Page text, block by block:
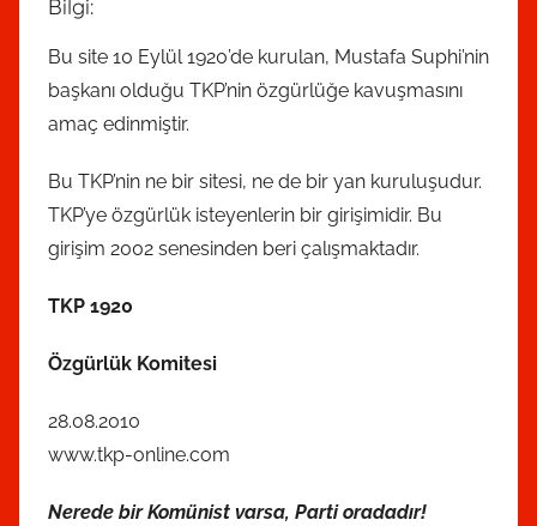
Bilgi:
Bu site 10 Eylül 1920’de kurulan, Mustafa Suphi’nin
başkanı olduğu TKP’nin özgürlüğe kavuşmasını
amaç edinmiştir.
Bu TKP’nin ne bir sitesi, ne de bir yan kuruluşudur.
TKP’ye özgürlük isteyenlerin bir girişimidir. Bu
girişim 2002 senesinden beri çalışmaktadır.
TKP 1920
Özgürlük Komitesi
28.08.2010
www.tkp-online.com
Nerede bir Komünist varsa, Parti oradadır!